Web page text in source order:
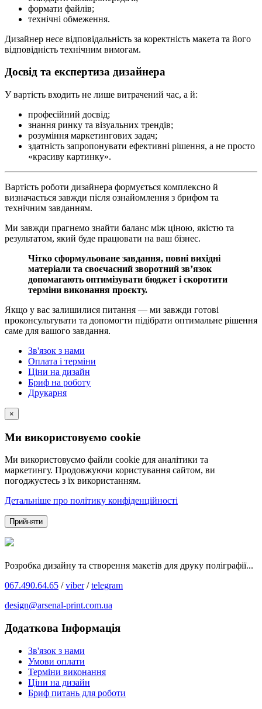
формати файлів;
технічні обмеження.
Дизайнер несе відповідальність за коректність макета та його
відповідність технічним вимогам.
Досвід та експертиза дизайнера
У вартість входить не лише витрачений час, а й:
професійний досвід;
знання ринку та візуальних трендів;
розуміння маркетингових задач;
здатність запропонувати ефективні рішення, а не просто
«красиву картинку».
Вартість роботи дизайнера формується комплексно й
визначається завжди після ознайомлення з брифом та
технічним завданням.
Ми завжди прагнемо знайти баланс між ціною, якістю та
результатом, який буде працювати на ваш бізнес.
Чітко сформульоване завдання, повні вихідні
матеріали та своєчасний зворотний зв’язок
допомагають оптимізувати бюджет і скоротити
терміни виконання проєкту.
Якщо у вас залишилися питання — ми завжди готові
проконсультувати та допомогти підібрати оптимальне рішення
саме для вашого завдання.
Зв'язок з нами
Оплата і терміни
Ціни на дизайн
Бриф на роботу
Друкарня
×
Ми використовуємо cookie
Ми використовуємо файли cookie для аналітики та
маркетингу. Продовжуючи користування сайтом, ви
погоджуєтесь з їх використанням.
Детальніше про політику конфіденційності
Прийняти
Розробка дизайну та створення макетів для друку поліграфії...
067.490.64.65 /viber/telegram
design@arsenal-print.com.ua
Додаткова Інформація
Зв'язок з нами
Умови оплати
Терміни виконання
Ціни на дизайн
Бриф питань для роботи